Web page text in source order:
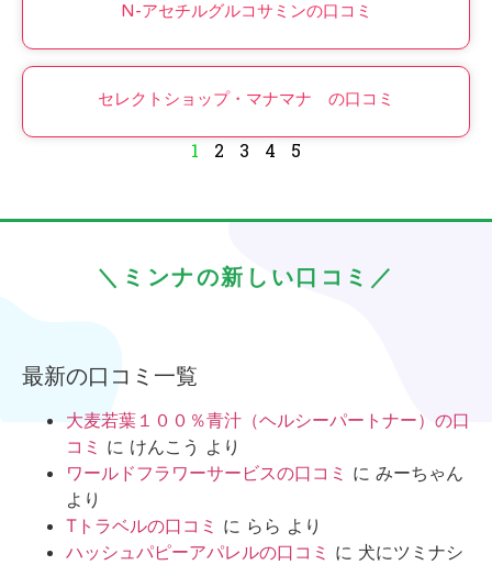
N-アセチルグルコサミンの口コミ
セレクトショップ・マナマナ の口コミ
1 2 3 4 5
＼ミンナの新しい口コミ／
最新の口コミ一覧
大麦若葉１００％青汁（ヘルシーパートナー）の口
コミ に けんこう より
ワールドフラワーサービスの口コミ に みーちゃん
より
Tトラベルの口コミ に らら より
ハッシュパピーアパレルの口コミ に 犬にツミナシ